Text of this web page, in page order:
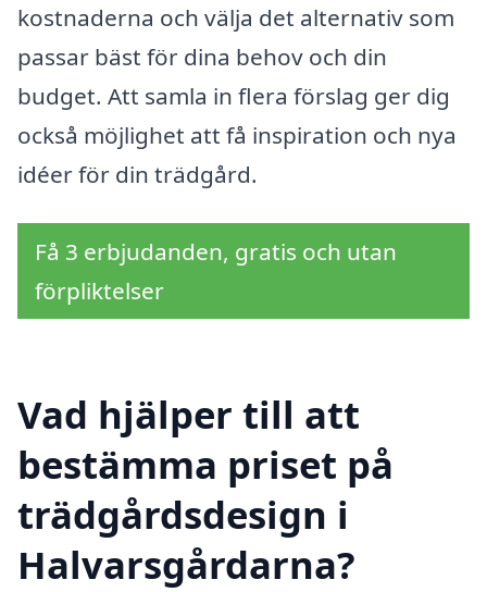
kostnaderna och välja det alternativ som
passar bäst för dina behov och din
budget. Att samla in flera förslag ger dig
också möjlighet att få inspiration och nya
idéer för din trädgård.
Få 3 erbjudanden, gratis och utan
förpliktelser
Vad hjälper till att
bestämma priset på
trädgårdsdesign i
Halvarsgårdarna?